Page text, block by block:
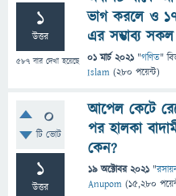
1
উত্তর
587 বার দেখা হয়েছে
ভাগ করলে ও
এর সম্ভাব্য
01 মার্চ 2021 "গণিত"
Islam (280 পয়েন্ট)
0
টি ভোট
1
উত্তর
আপেল কেটে
পর হালকা
কেন?
19 অক্টোবর 2021 "
Anupom (15,280